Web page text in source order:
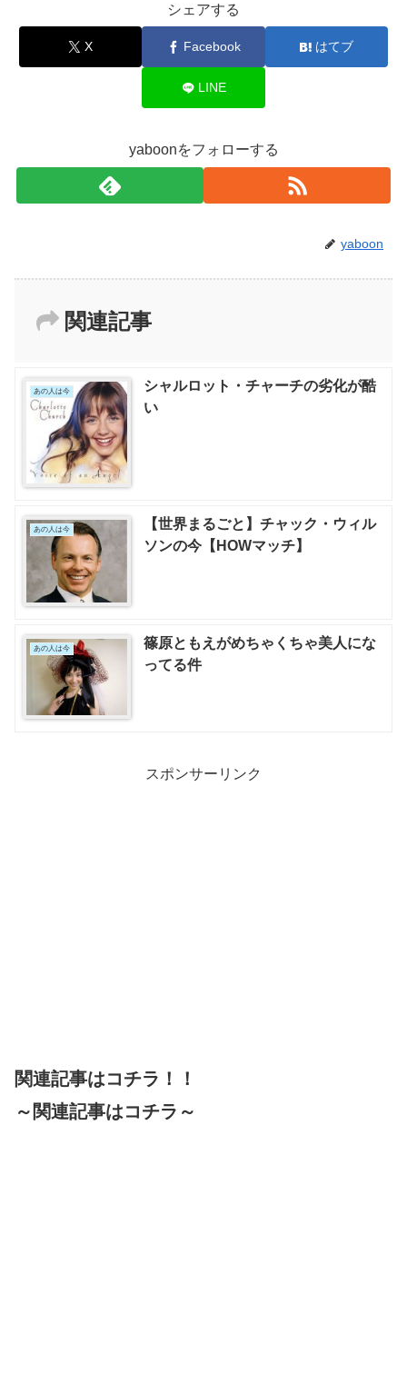
シェアする
X Facebook はてブ
LINE
yaboonをフォローする
yaboon
関連記事
あの人は今
シャルロット・チャーチの劣化が酷
い
あの人は今
【世界まるごと】チャック・ウィル
ソンの今【HOWマッチ】
あの人は今
篠原ともえがめちゃくちゃ美人にな
ってる件
スポンサーリンク
関連記事はコチラ！！
～関連記事はコチラ～